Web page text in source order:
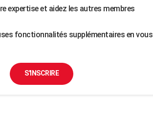
expertise et aidez les autres membres
fonctionnalités supplémentaires en vous
S'INSCRIRE